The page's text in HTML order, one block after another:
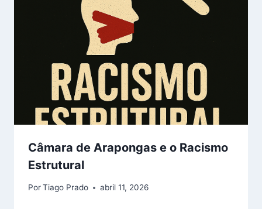
Câmara de Arapongas e o Racismo
Estrutural
PorTiago Prado abril 11, 2026